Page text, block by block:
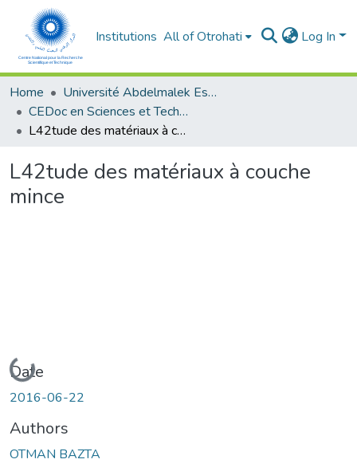
Institutions All of Otrohati Log In
Home
Université Abdelmalek Essaâdi - Tétouan
CEDoc en Sciences et Techniques et Sciences Médicales (CED - STSM)
L42tude des matériaux à couche mince
L42tude des matériaux à couche
mince
Loading...
Date
2016-06-22
Authors
OTMAN BAZTA